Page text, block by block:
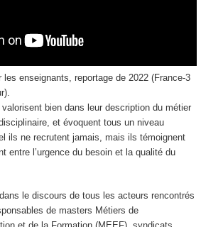
enseignants, reportage de 2022 (France-3
bien dans leur description du métier
et évoquent tous un niveau
ils ne recrutent jamais, mais ils témoignent
entre l’urgence du besoin et la qualité du
le discours de tous les acteurs rencontrés
de masters Métiers de